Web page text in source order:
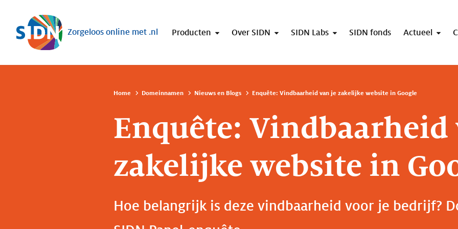
Sla navigatie over
Zorgeloos online met .nl Producten Over SIDN SIDN Labs SIDN fonds Actueel
Home Domeinnamen Nieuws en Blogs Enquête: Vindbaarheid van je zakelijke website in Google
Enquête: Vindbaarheid
zakelijke website in
Hoe belangrijk is deze vindbaarheid voor je bedrijf?